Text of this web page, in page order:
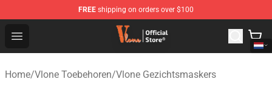
FREE shipping on orders over $100
Open menu
Vlone Shop - Official Vlone Merchandise Store
Home/Vlone Toebehoren/Vlone Gezichtsmaskers